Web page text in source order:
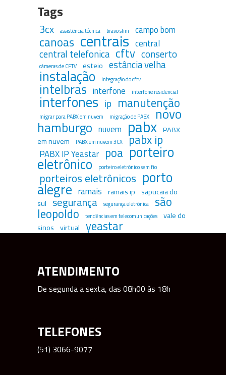
Tags
3cx assistência técnica bravo slim campo bom
canoas centrais central
central telefonica cftv conserto
câmeras de CFTV esteio estância velha
instalação integração do cftv
intelbras interfone interfone residencial
interfones ip manutenção
migrar para PABX em nuvem migração de PABX novo
hamburgo nuvem pabx PABX
em nuvem
PABX em nuvem 3CX pabx ip
PABX IP Yeastar poa porteiro
eletrônico porteiro eletrônico sem fio
porteiros eletrônicos porto
alegre ramais ramais ip
sapucaia do
sul
segurança segurança eletrônica são
leopoldo tendências em telecomunicações
vale do
sinos virtual yeastar
ATENDIMENTO
De segunda a sexta, das 08h00 às 18h
TELEFONES
(51) 3066-9077